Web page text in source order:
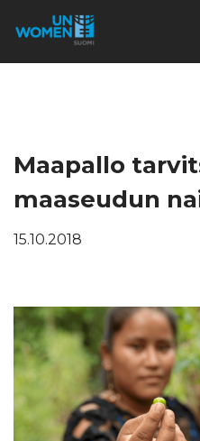
Lahjoita
Maapallo
maaseudun
15.10.2018